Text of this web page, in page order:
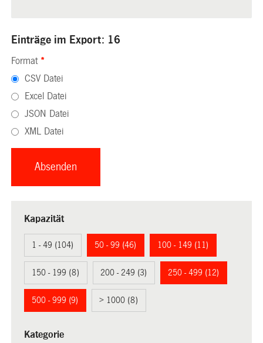
Einträge im Export: 16
Format *
CSV Datei
Excel Datei
JSON Datei
XML Datei
Kapazität
1 - 49 (104) 50 - 99 (46) 100 - 149 (11)
150 - 199 (8) 200 - 249 (3) 250 - 499 (12)
500 - 999 (9) > 1000 (8)
Kategorie